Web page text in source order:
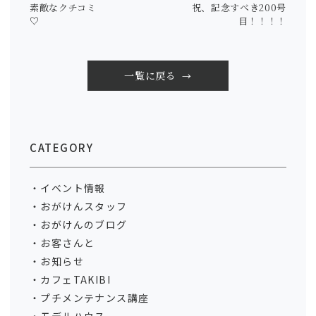
素敵なクチコミ
♡
一覧に戻る
祝、記念すべき200号
目！！！！
CATEGORY
イベント情報
おがけんスタッフ
おがけんのブログ
お客さんと
お知らせ
カフェTAKIBI
プチメンテナンス講座